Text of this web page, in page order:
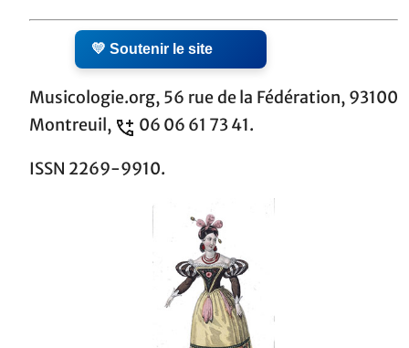
💛 Soutenir le site
Musicologie.org, 56 rue de la Fédération, 93100
Montreuil,
06 06 61 73 41.
ISSN 2269-9910.